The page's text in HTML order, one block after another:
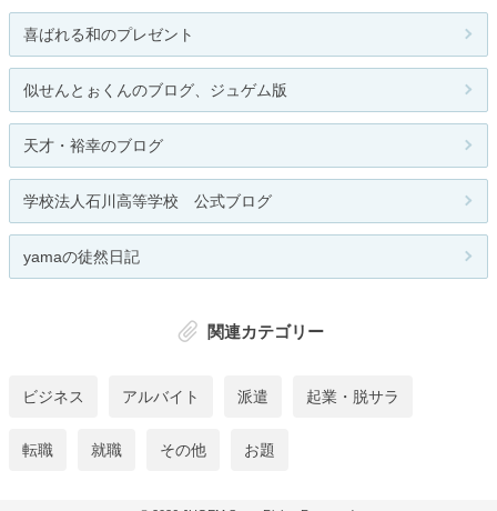
喜ばれる和のプレゼント
似せんとぉくんのブログ、ジュゲム版
天才・裕幸のブログ
学校法人石川高等学校 公式ブログ
yamaの徒然日記
関連カテゴリー
ビジネス アルバイト 派遣 起業・脱サラ
転職 就職 その他 お題